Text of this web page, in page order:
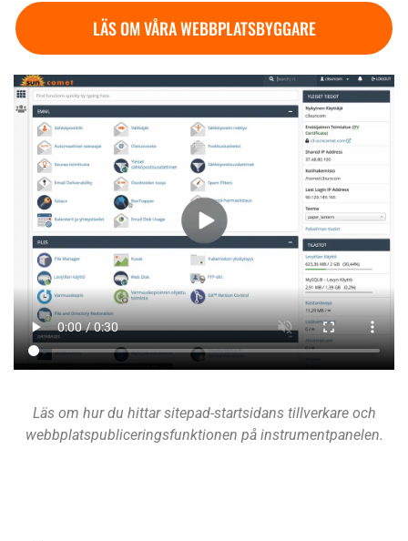
LÄS OM VÅRA WEBBPLATSBYGGARE
Läs om hur du hittar sitepad-startsidans tillverkare och
webbplatspubliceringsfunktionen på instrumentpanelen.